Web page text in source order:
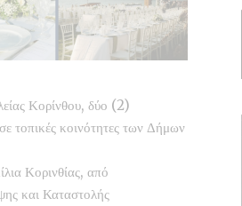
Κορίνθου, δύο (2)
τοπικές κοινότητες των Δήμων
Κορινθίας, από
και Καταστολής